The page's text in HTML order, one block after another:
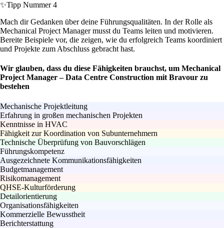
✨Tipp Nummer 4
Mach dir Gedanken über deine Führungsqualitäten. In der Rolle als
Mechanical Project Manager musst du Teams leiten und motivieren.
Bereite Beispiele vor, die zeigen, wie du erfolgreich Teams koordiniert
und Projekte zum Abschluss gebracht hast.
Wir glauben, dass du diese Fähigkeiten brauchst, um Mechanical
Project Manager – Data Centre Construction mit Bravour zu
bestehen
Mechanische Projektleitung
Erfahrung in großen mechanischen Projekten
Kenntnisse in HVAC
Fähigkeit zur Koordination von Subunternehmern
Technische Überprüfung von Bauvorschlägen
Führungskompetenz
Ausgezeichnete Kommunikationsfähigkeiten
Budgetmanagement
Risikomanagement
QHSE-Kulturförderung
Detailorientierung
Organisationsfähigkeiten
Kommerzielle Bewusstheit
Berichterstattung